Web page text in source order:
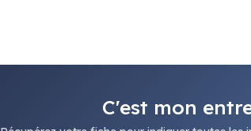
C'est mon